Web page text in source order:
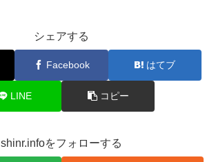
シェアする
Facebook はてブ
LINE コピー
shinr.infoをフォローする